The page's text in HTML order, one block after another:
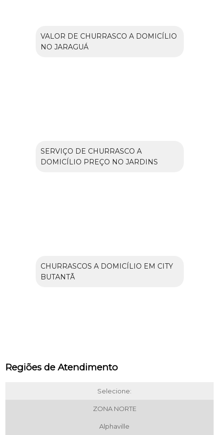
VALOR DE CHURRASCO A DOMICÍLIO
NO JARAGUÁ
SERVIÇO DE CHURRASCO A
DOMICÍLIO PREÇO NO JARDINS
CHURRASCOS A DOMICÍLIO EM CITY
BUTANTÃ
Regiões de Atendimento
Selecione:
ZONA NORTE
Alphaville